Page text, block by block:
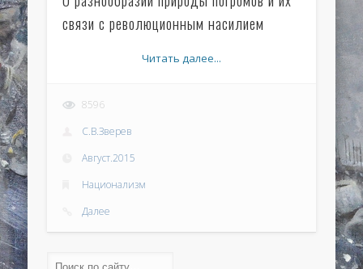
связи с революционным насилием
Читать далее...
8596
С.В.Зверев
Август.2015
Национализм
Далее